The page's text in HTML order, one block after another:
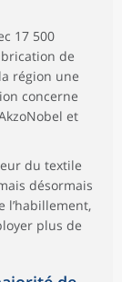
17 500
de
région une
concerne
et
du textile
désormais
l’habillement,
plus de